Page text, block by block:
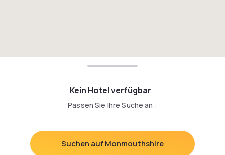
Kein Hotel verfügbar
Passen Sie Ihre Suche an :
Suchen auf Monmouthshire